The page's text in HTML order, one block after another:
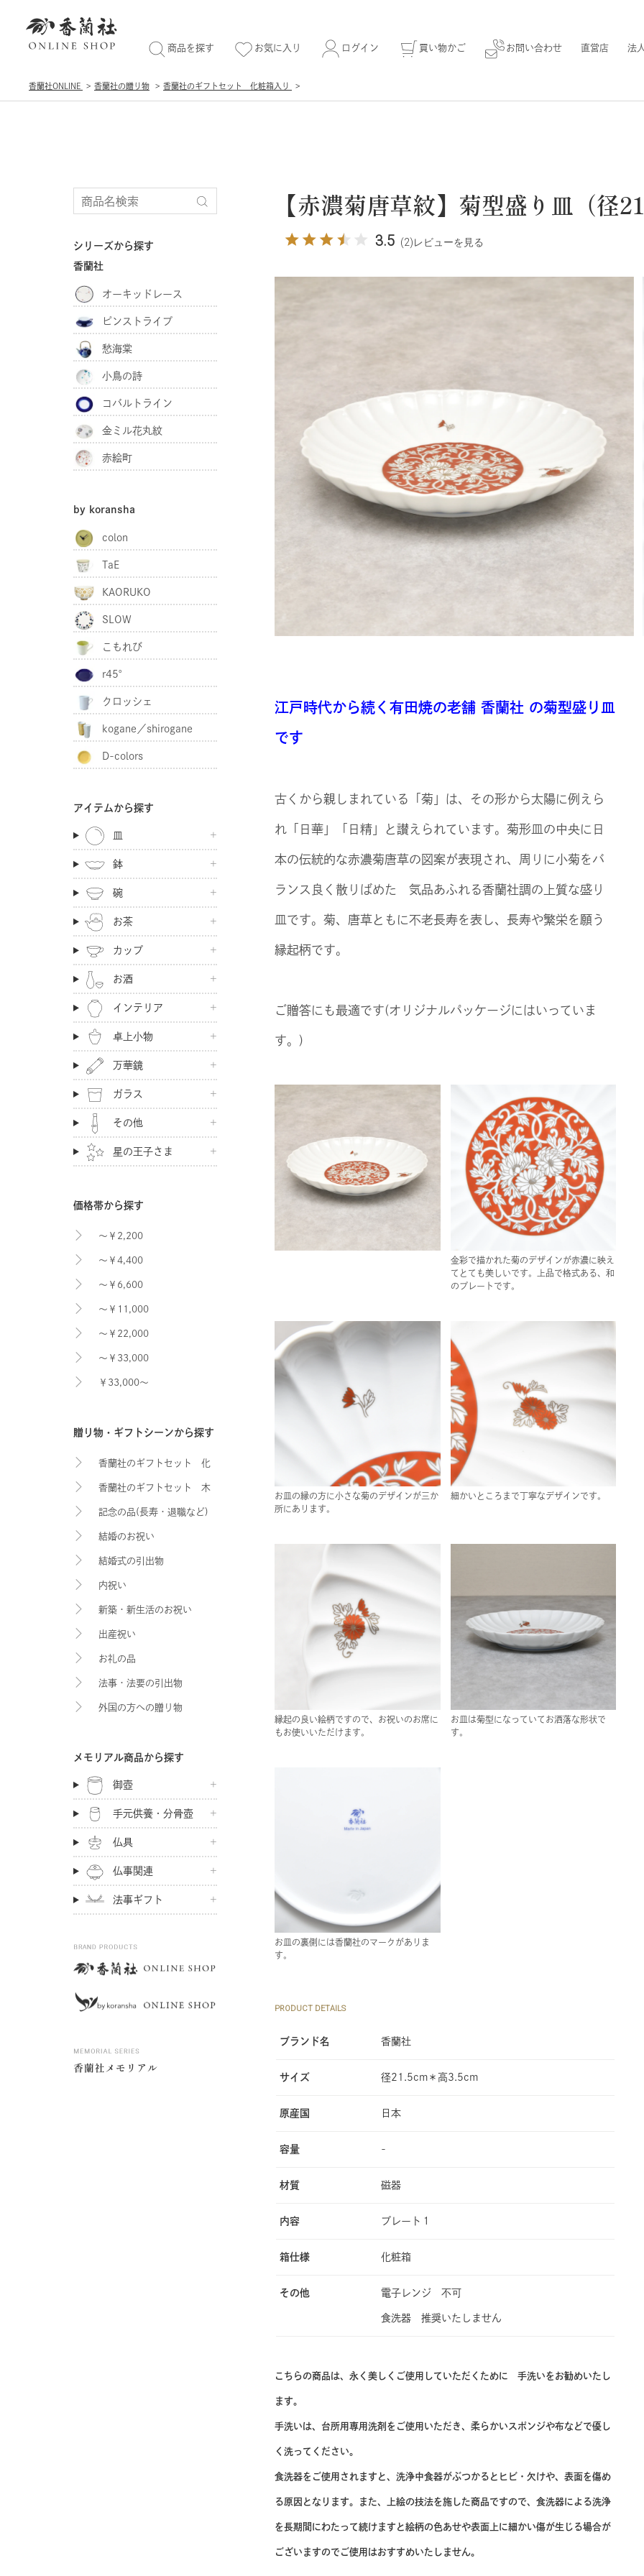
商品を探す お気に入り ログイン 買い物かご お問い合わせ 直営店 法
香蘭社ONLINE 香蘭社の贈り物 香蘭社のギフトセット 化粧箱入り
【赤濃菊唐草紋】菊型盛り皿（径
3.5 (2)レビューを見る
江戸時代から続く有田焼の老舗 香蘭社 の菊型盛り皿
です
古くから親しまれている「菊」は、その形から太陽に例えら
れ「日華」「日精」と讃えられています。菊形皿の中央に日
本の伝統的な赤濃菊唐草の図案が表現され、周りに小菊をバ
ランス良く散りばめた 気品あふれる香蘭社調の上質な盛り
皿です。菊、唐草ともに不老長寿を表し、長寿や繁栄を願う
縁起柄です。
ご贈答にも最適です(オリジナルパッケージにはいっていま
す。)
金彩で描かれた菊のデザインが赤濃に映え
てとても美しいです。上品で格式ある、和
のプレートです。
お皿の縁の方に小さな菊のデザインが三か
所にあります。
細かいところまで丁寧なデザインです。
縁起の良い絵柄ですので、お祝いのお席に
もお使いいただけます。
お皿は菊型になっていてお洒落な形状で
す。
お皿の裏側には香蘭社のマークがありま
す。
PRODUCT DETAILS
ブランド名 香蘭社
サイズ 径21.5cm＊高3.5cm
原産国 日本
容量 -
材質 磁器
内容 プレート１
箱仕様 化粧箱
その他 電子レンジ 不可
食洗器 推奨いたしません
こちらの商品は、永く美しくご使用していただくために 手洗いをお勧めいたし
ます。
手洗いは、台所用専用洗剤をご使用いただき、柔らかいスポンジや布などで優し
く洗ってください。
食洗器をご使用されますと、洗浄中食器がぶつかるとヒビ・欠けや、表面を傷め
る原因となります。また、上絵の技法を施した商品ですので、食洗器による洗浄
を長期間にわたって続けますと絵柄の色あせや表面上に細かい傷が生じる場合が
ございますのでご使用はおすすめいたしません。
シリーズから探す
香蘭社
オーキッドレース
ピンストライプ
愁海棠
小鳥の詩
コバルトライン
金ミル花丸紋
赤絵町
by koransha
colon
TaE
KAORUKO
SLOW
こもれび
r45°
クロッシェ
kogane／shirogane
D-colors
アイテムから探す
皿
鉢
碗
お茶
カップ
お酒
インテリア
卓上小物
万華鏡
ガラス
その他
星の王子さま
価格帯から探す
～￥2,200
～￥4,400
～￥6,600
～￥11,000
～￥22,000
～￥33,000
￥33,000～
贈り物・ギフトシーンから探す
香蘭社のギフトセット 化
粧箱入り
香蘭社のギフトセット 木
箱入り
記念の品(長寿・退職など)
結婚のお祝い
結婚式の引出物
内祝い
新築・新生活のお祝い
出産祝い
お礼の品
法事・法要の引出物
外国の方への贈り物
メモリアル商品から探す
御壺
手元供養・分骨壺
仏具
仏事関連
法事ギフト